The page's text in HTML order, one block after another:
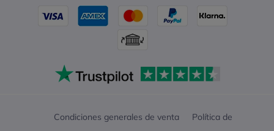
Condiciones generales de venta
Política de